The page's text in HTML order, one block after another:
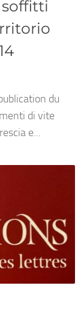
du
di vite
e...